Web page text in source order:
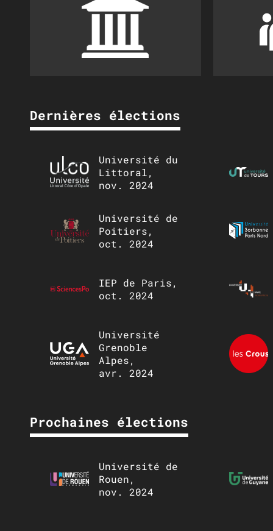
Dernières élections
Université du
Littoral,
nov. 2024
Université de
Poitiers,
oct. 2024
IEP de Paris,
oct. 2024
Université
Grenoble
Alpes,
avr. 2024
Prochaines élections
Université de
Rouen,
nov. 2024